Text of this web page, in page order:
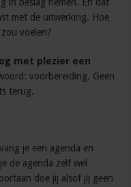
met de uitwerking. Hoe
voelen?
met plezier een
voorbereiding. Geen
terug.
je een agenda en
de agenda zelf wel
doe jij alsof jij geen